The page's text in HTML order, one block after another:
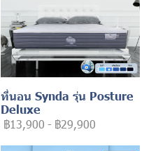
ที่นอน Synda รุ่น Posture
Deluxe
฿13,900 - ฿29,900